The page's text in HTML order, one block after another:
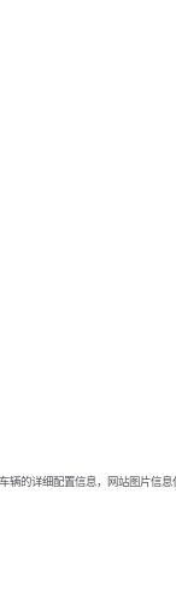
的详细配置信息，网站图片信